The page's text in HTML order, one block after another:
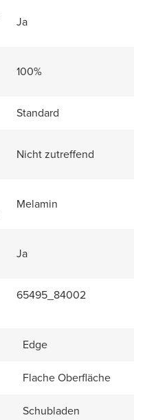
Ja
100%
Standard
Nicht zutreffend
Melamin
Ja
65495_84002
Edge
Flache Oberfläche
Schubladen